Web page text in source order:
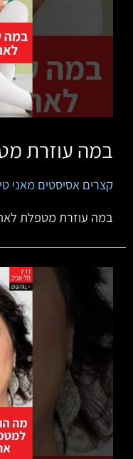
במה עוזרת
קצרים אסיסטים מאני
במה עוזרת מטפלת